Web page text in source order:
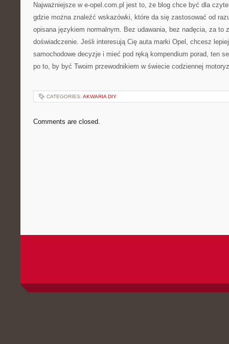
Najważniejsze w e-opel.com.pl jest to, że blog chce być dla
gdzie można znaleźć wskazówki, które da się zastosować od
opisana językiem normalnym. Bez udawania, bez nadęcia, za to
doświadczenie. Jeśli interesują Cię auta marki Opel, chcesz
samochodowe decyzje i mieć pod ręką kompendium porad, ten
po to, by być Twoim przewodnikiem w świecie codziennej
CATEGORIES: AKWARIA DIY
Comments are closed.